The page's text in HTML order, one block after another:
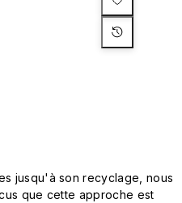
jusqu'à son recyclage, nous
que cette approche est